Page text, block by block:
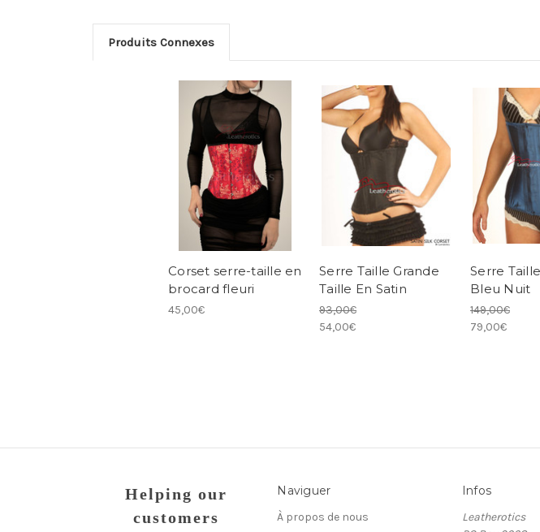
Produits Connexes
Corset serre-taille en
brocard fleuri
45,00€
Serre Taille Grande
Taille En Satin
93,00€
54,00€
Serre
Bleu Nuit
149,00€
79,00€
Helping our
customers
Naviguer
À propos de nous
Infos
Leatherotics